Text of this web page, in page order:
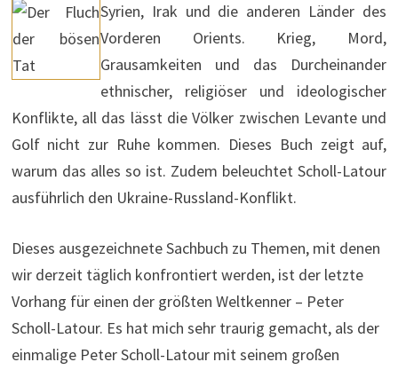
Syrien, Irak und die anderen Länder des
Vorderen Orients. Krieg, Mord,
Grausamkeiten und das Durcheinander
ethnischer, religiöser und ideologischer
Konflikte, all das lässt die Völker zwischen Levante und
Golf nicht zur Ruhe kommen. Dieses Buch zeigt auf,
warum das alles so ist. Zudem beleuchtet Scholl-Latour
ausführlich den Ukraine-Russland-Konflikt.
Dieses ausgezeichnete Sachbuch zu Themen, mit denen
wir derzeit täglich konfrontiert werden, ist der letzte
Vorhang für einen der größten Weltkenner – Peter
Scholl-Latour. Es hat mich sehr traurig gemacht, als der
einmalige Peter Scholl-Latour mit seinem großen